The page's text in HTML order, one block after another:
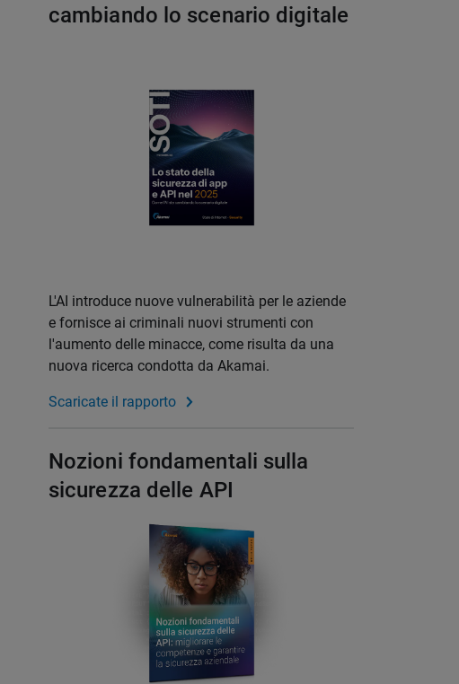
cambiando lo scenario digitale
L'AI introduce nuove vulnerabilità per le aziende
e fornisce ai criminali nuovi strumenti con
l'aumento delle minacce, come risulta da una
nuova ricerca condotta da Akamai.
Scaricate il rapporto
Nozioni fondamentali sulla
sicurezza delle API